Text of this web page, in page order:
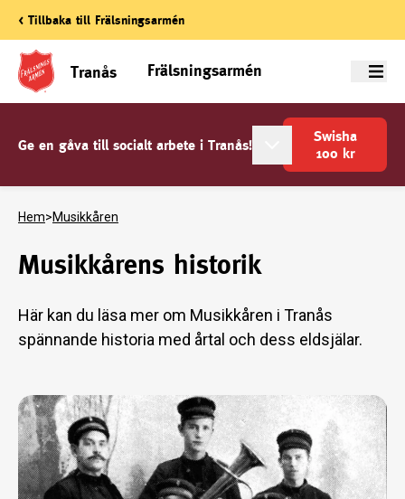
< Tillbaka till Frälsningsarmén
Tranås Frälsningsarmén Meny
Ge en gåva till socialt arbete i Tranås!
Swisha
100 kr
Hem>Musikkåren
Musikkårens historik
Här kan du läsa mer om Musikkåren i Tranås
spännande historia med årtal och dess eldsjälar.